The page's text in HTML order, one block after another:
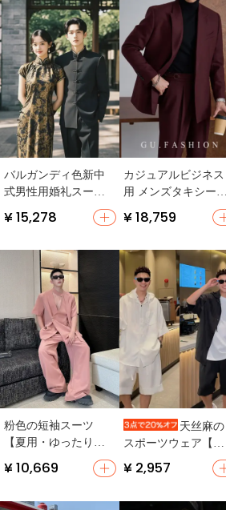
対応】
アップ対応）
バルガンディ色新中
式男性用婚礼スーツ
【立襟・結婚式・フ
ォーマル】（セット
¥ 15,278
カジュアルビジネス
用 メンズタキシード
【一つボタン・ツイ
ード風・結婚式用】
応）
¥ 18,759
粉色の短袖スーツ
【夏用・ゆったりフ
ィット・カジュアル
スタイル・長ズボ
¥ 10,669
天丝麻の
スポーツウェア【メ
ンズ・高級感あるシ
ンプルシャツ・ショ
¥ 2,957